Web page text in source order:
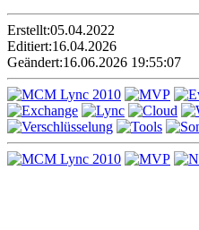
Erstellt:05.04.2022
Editiert:16.04.2026
Geändert:16.06.2026 19:55:07